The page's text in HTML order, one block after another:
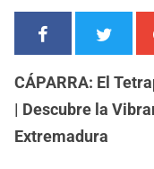
CÁPARRA: El
| Descubre la
Extremadura